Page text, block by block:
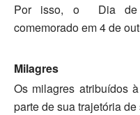
Por isso, o Dia
comemorado em 4 de
Milagres
Os milagres atribuídos
parte de sua trajetória